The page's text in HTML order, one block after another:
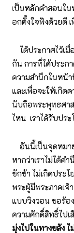
เป็นหลักคำสอนใ
อกตั้งใจฟังด้วยดี
ได้ประกาศไว้เ
กัน การที่ได้ประก
ความสำนึกในหน้า
และเพื่อจะให้เกิ
นับถือพระพุทธศา
ไหน เราได้รับปร
อันนี้เป็นจุดหมา
หากว่าเราไม่ได้ค
ชักช้า ไม่เกิดประ
พระผู้มีพระภาคเ
แบบวิงวอน ขอร้อ
ความศักดิ์สิทธิ์ไปเ
มุ่งไปในทางขลัง